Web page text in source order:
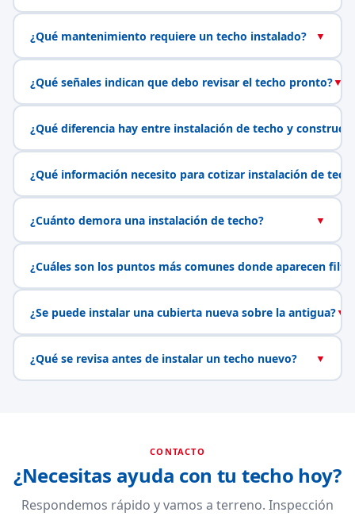
¿Qué mantenimiento requiere un techo instalado? ▼
¿Qué señales indican que debo revisar el techo pronto?▼
¿Qué diferencia hay entre instalación de techo y
¿Qué información necesito para cotizar instalación de
¿Cuánto demora una instalación de techo? ▼
¿Cuáles son los puntos más comunes donde aparecen
¿Se puede instalar una cubierta nueva sobre la antigua?▼
¿Qué se revisa antes de instalar un techo nuevo? ▼
CONTACTO
¿Necesitas ayuda con tu techo hoy?
Respondemos rápido y vamos a terreno. Inspección